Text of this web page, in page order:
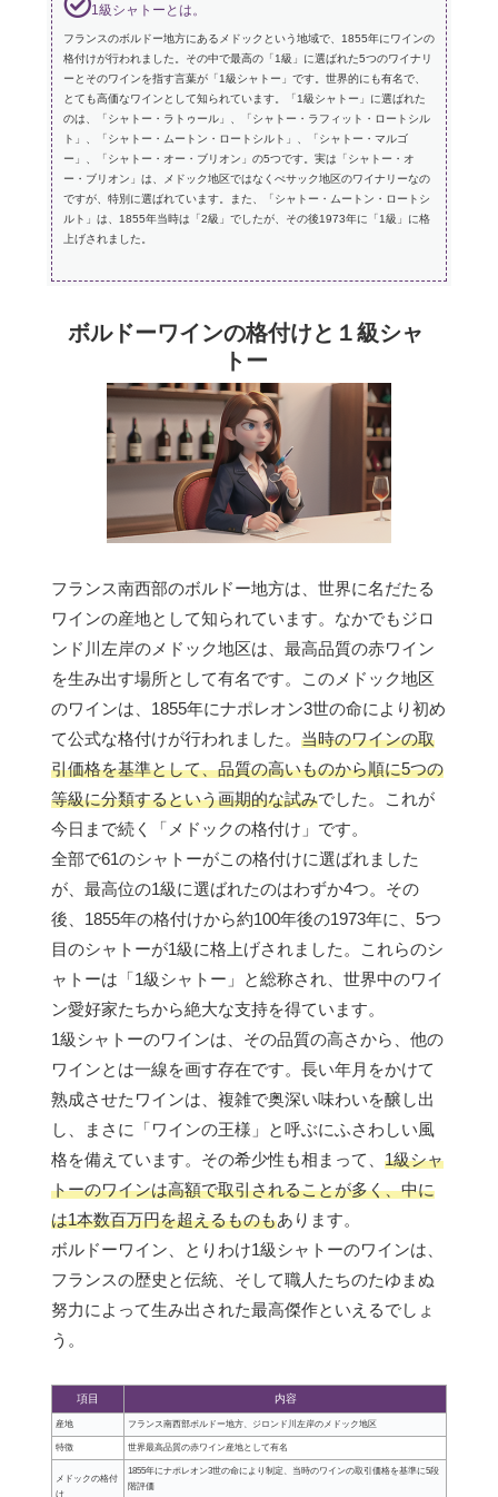
1級シャトーとは。
フランスのボルドー地方にあるメドックという地域で、1855年にワインの
格付けが行われました。その中で最高の「1級」に選ばれた5つのワイナリ
ーとそのワインを指す言葉が「1級シャトー」です。世界的にも有名で、
とても高価なワインとして知られています。「1級シャトー」に選ばれた
のは、「シャトー・ラトゥール」、「シャトー・ラフィット・ロートシル
ト」、「シャトー・ムートン・ロートシルト」、「シャトー・マルゴ
ー」、「シャトー・オー・ブリオン」の5つです。実は「シャトー・オ
ー・ブリオン」は、メドック地区ではなくぺサック地区のワイナリーなの
ですが、特別に選ばれています。また、「シャトー・ムートン・ロートシ
ルト」は、1855年当時は「2級」でしたが、その後1973年に「1級」に格
上げされました。
ボルドーワインの格付けと１級シャ
トー
フランス南西部のボルドー地方は、世界に名だたる
ワインの産地として知られています。なかでもジロ
ンド川左岸のメドック地区は、最高品質の赤ワイン
を生み出す場所として有名です。このメドック地区
のワインは、1855年にナポレオン3世の命により初め
て公式な格付けが行われました。 当時のワインの取
引価格を基準として、品質の高いものから順に5つの
等級に分類するという画期的な試みでした。これが
今日まで続く「メドックの格付け」です。
全部で61のシャトーがこの格付けに選ばれました
が、最高位の1級に選ばれたのはわずか4つ。その
後、1855年の格付けから約100年後の1973年に、5つ
目のシャトーが1級に格上げされました。これらのシ
ャトーは「1級シャトー」と総称され、世界中のワイ
ン愛好家たちから絶大な支持を得ています。
1級シャトーのワインは、その品質の高さから、他の
ワインとは一線を画す存在です。長い年月をかけて
熟成させたワインは、複雑で奥深い味わいを醸し出
し、まさに「ワインの王様」と呼ぶにふさわしい風
格を備えています。その希少性も相まって、 1級シャ
トーのワインは高額で取引されることが多く、中に
は1本数百万円を超えるものもあります。
ボルドーワイン、とりわけ1級シャトーのワインは、
フランスの歴史と伝統、そして職人たちのたゆまぬ
努力によって生み出された最高傑作といえるでしょ
う。
項目 内容
産地 フランス南西部ボルドー地方、ジロンド川左岸のメドック地区
特徴 世界最高品質の赤ワイン産地として有名
メドックの格付
け
1855年にナポレオン3世の命により制定、当時のワインの取引価格を基準に5段
階評価